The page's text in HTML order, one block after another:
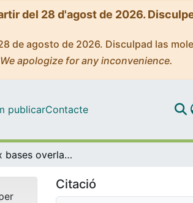
del 28 d'agost de 2026.
de agosto de 2026. Disculpad las
apologize for any inconvenience.
publicarContacte
Should tax bases overlap in a federation with lobbying?
Citació